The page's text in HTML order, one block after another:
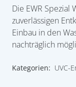
Die EWR Spezial
zuverlässigen
Einbau in den
nachträglich
Kategorien: UVC-